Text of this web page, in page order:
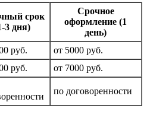
срок
3 дня)
Срочное
оформление (1
день)
руб.
от 5000 руб.
руб. от 7000 руб.
по договоренности